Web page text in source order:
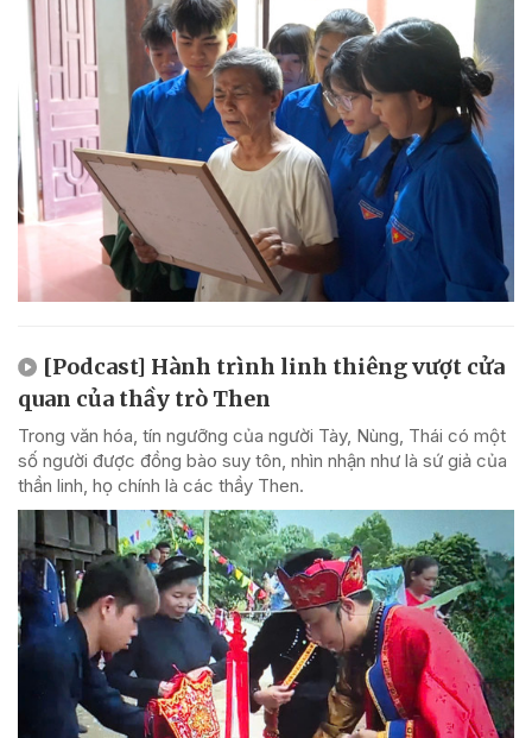
[Podcast] Hành trình linh thiêng vượt cửa
quan của thầy trò Then
Trong văn hóa, tín ngưỡng của người Tày, Nùng, Thái có một
số người được đồng bào suy tôn, nhìn nhận như là sứ giả của
thần linh, họ chính là các thầy Then.